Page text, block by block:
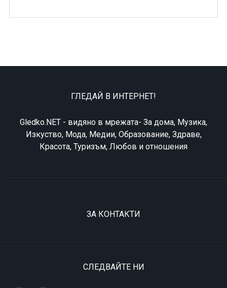
ГЛЕДАЙ В ИНТЕРНЕТ!
Gledko.NET - видяно в мрежата- За дома, Музика,
Изкуство, Мода, Медии, Образование, Здраве,
Красота, Туризъм, Любов и отношения
ЗА КОНТАКТИ
СЛЕДВАЙТЕ НИ